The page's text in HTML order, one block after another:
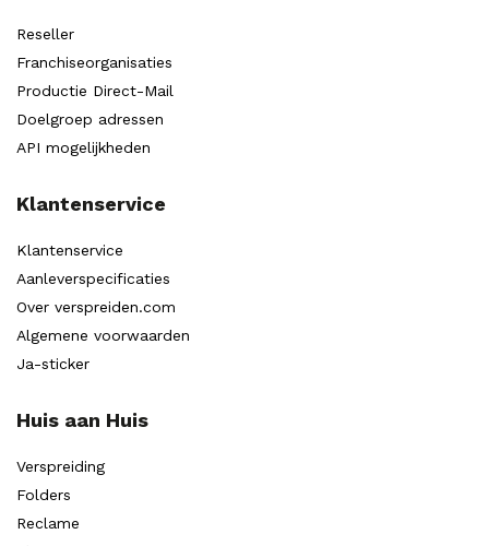
Reseller
Franchiseorganisaties
Productie Direct-Mail
Doelgroep adressen
API mogelijkheden
Klantenservice
Klantenservice
Aanleverspecificaties
Over verspreiden.com
Algemene voorwaarden
Ja-sticker
Huis aan Huis
Verspreiding
Folders
Reclame